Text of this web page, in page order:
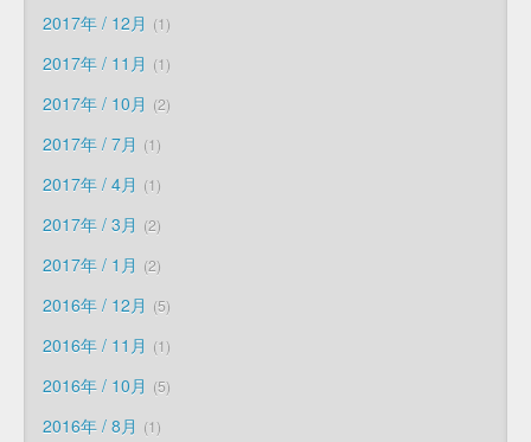
2017年 / 12月 1
2017年 / 11月 1
2017年 / 10月 2
2017年 / 7月 1
2017年 / 4月 1
2017年 / 3月 2
2017年 / 1月 2
2016年 / 12月 5
2016年 / 11月 1
2016年 / 10月 5
2016年 / 8月 1